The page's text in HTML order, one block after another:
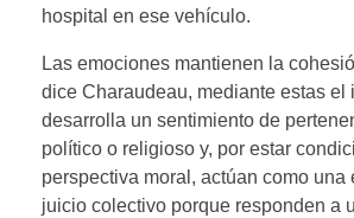
hospital en ese vehículo.
Las emociones mantienen la
dice Charaudeau, mediante estas el
desarrolla un sentimiento de
político o religioso y, por estar
perspectiva moral, actúan como una
juicio colectivo porque responden a